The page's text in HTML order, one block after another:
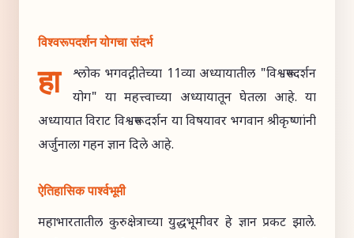
विश्वरूपदर्शन योगचा संदर्भ
हा
श्लोक भगवद्गीतेच्या 11व्या अध्यायातील "विश्वरूपदर्शन
योग" या महत्त्वाच्या अध्यायातून घेतला आहे. या
अध्यायात विराट विश्वरूप दर्शन या विषयावर भगवान श्रीकृष्णांनी
अर्जुनाला गहन ज्ञान दिले आहे.
ऐतिहासिक पार्श्वभूमी
महाभारतातील कुरुक्षेत्राच्या युद्धभूमीवर हे ज्ञान प्रकट झाले.